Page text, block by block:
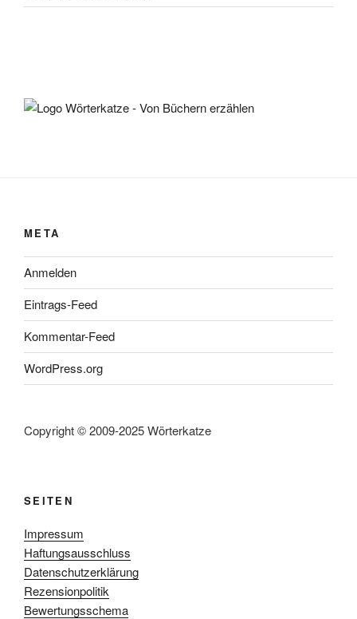
META
Anmelden
Eintrags-Feed
Kommentar-Feed
WordPress.org
Copyright © 2009-2025 Wörterkatze
SEITEN
Impressum
Haftungsausschluss
Datenschutzerklärung
Rezensionpolitik
Bewertungsschema